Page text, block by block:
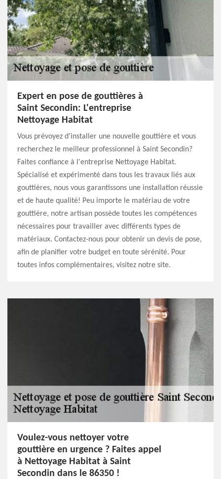
Expert en pose de gouttières à
Saint Secondin: L'entreprise
Nettoyage Habitat
Vous prévoyez d'installer une nouvelle gouttière et vous
recherchez le meilleur professionnel à Saint Secondin?
Faites confiance à l'entreprise Nettoyage Habitat.
Spécialisé et expérimenté dans tous les travaux liés aux
gouttières, nous vous garantissons une installation réussie
et de haute qualité! Peu importe le matériau de votre
gouttière, notre artisan possède toutes les compétences
nécessaires pour travailler avec différents types de
matériaux. Contactez-nous pour obtenir un devis de pose,
afin de planifier votre budget en toute sérénité. Pour
toutes infos complémentaires, visitez notre site.
Voulez-vous nettoyer votre
gouttière en urgence ? Faites appel
à Nettoyage Habitat à Saint
Secondin dans le 86350 !